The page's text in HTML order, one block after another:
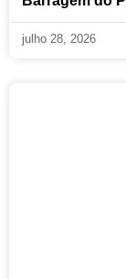
julho 28, 2026